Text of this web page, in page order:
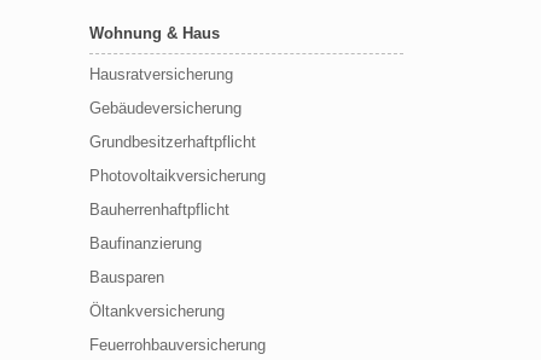
Wohnung & Haus
Hausratversicherung
Gebäudeversicherung
Grundbesitzerhaftpflicht
Photovoltaikversicherung
Bauherrenhaftpflicht
Baufinanzierung
Bausparen
Öltankversicherung
Feuerrohbauversicherung